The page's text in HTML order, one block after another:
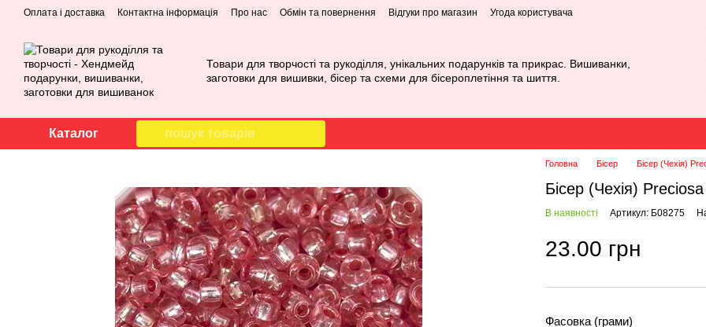
Перейти до основного контенту
Оплата і доставка Контактна інформація Про нас Обмін та повернення Відгуки про магазин Угода користувача
Товари для творчості та рукоділля, унікальних подарунків та прикрас. Вишиванки,
заготовки для вишивки, бісер та схеми для бісероплетіння та шиття.
Каталог
Головна Бісер Бісер (Чехія)
Бісер (Чехія)
В наявності Артикул: Б08275
23.00 грн
Фасовка (грами)